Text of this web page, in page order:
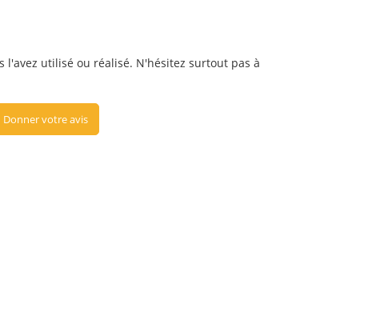
l'avez utilisé ou réalisé. N'hésitez surtout pas à
Donner votre avis